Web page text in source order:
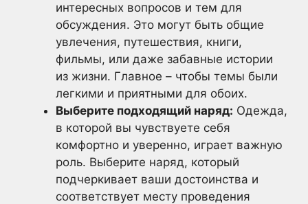
интересных вопросов и тем для
обсуждения. Это могут быть общие
увлечения, путешествия, книги,
фильмы, или даже забавные истории
из жизни. Главное – чтобы темы были
легкими и приятными для обоих.
Выберите подходящий наряд: Одежда,
в которой вы чувствуете себя
комфортно и уверенно, играет важную
роль. Выберите наряд, который
подчеркивает ваши достоинства и
соответствует месту проведения